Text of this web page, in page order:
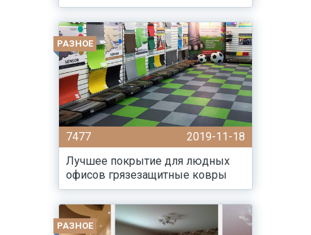
РАЗНОЕ
7477
2019-11-18
Лучшее покрытие для людных
офисов грязезащитные ковры
РАЗНОЕ